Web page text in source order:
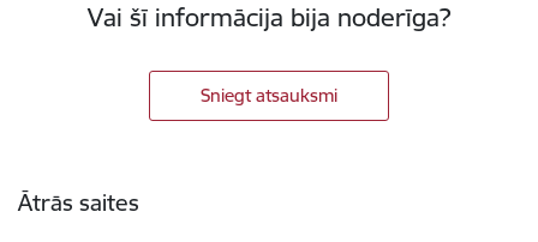
Vai šī informācija bija noderīga?
Sniegt atsauksmi
Ātrās saites